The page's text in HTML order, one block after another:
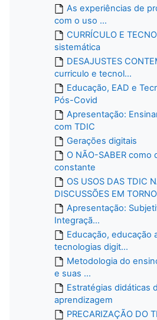
As experiências de
com o uso ...
CURRÍCULO E
sistemática
DESAJUSTES
curriculo e tecnol...
Educação, EAD e
Pós-Covid
Apresentação:
com TDIC
Gerações digitais
O NÃO-SABER
constante
OS USOS DAS TDIC
DISCUSSÕES EM
Apresentação:
Integraçã...
Educação, educação
tecnologias digit...
Metodologia do
e suas ...
Estratégias didáticas
aprendizagem
PRECARIZAÇÃO DO